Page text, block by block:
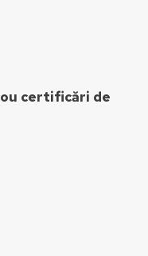
certificări de